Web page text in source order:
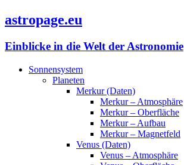
astropage.eu
Einblicke in die Welt der Astronomie
Sonnensystem
Planeten
Merkur (Daten)
Merkur – Atmosphäre
Merkur – Oberfläche
Merkur – Aufbau
Merkur – Magnetfeld
Venus (Daten)
Venus – Atmosphäre